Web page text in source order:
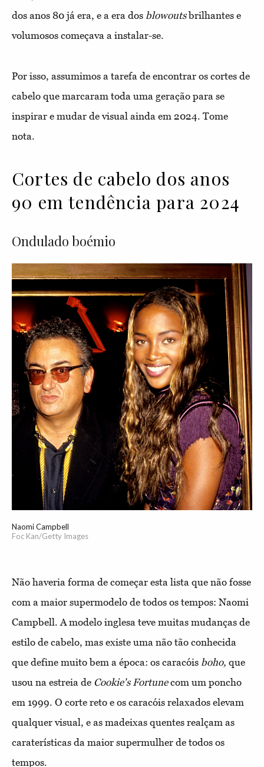
dos anos 80 já era, e a era dos blowoutsbrilhantes e
volumosos começava a instalar-se.
Por isso, assumimos a tarefa de encontrar os cortes de
cabelo que marcaram toda uma geração para se
inspirar e mudar de visual ainda em 2024. Tome
nota.
Cortes de cabelo dos anos
90 em tendência para 2024
Ondulado boémio
Naomi Campbell
Foc Kan/Getty Images
Não haveria forma de começar esta lista que não fosse
com a maior supermodelo de todos os tempos: Naomi
Campbell. A modelo inglesa teve muitas mudanças de
estilo de cabelo, mas existe uma não tão conhecida
que define muito bem a época: os caracóis boho, que
usou na estreia de Cookie's Fortunecom um poncho
em 1999. O corte reto e os caracóis relaxados elevam
qualquer visual, e as madeixas quentes realçam as
caraterísticas da maior supermulher de todos os
tempos.